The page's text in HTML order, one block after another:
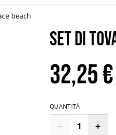
beach
Set di
32,25 €
QUANTITÀ